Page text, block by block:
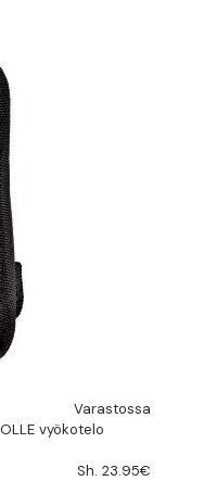
Varastossa
vyökotelo
Sh. 23.95€